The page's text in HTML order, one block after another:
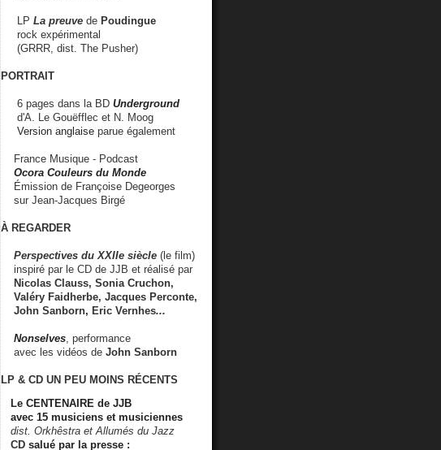
LP La preuve de Poudingue
rock expérimental
(GRRR, dist. The Pusher)
PORTRAIT
6 pages dans la BD Underground
d'A. Le Gouëfflec et N. Moog
Version anglaise parue également
France Musique - Podcast
Ocora Couleurs du Monde
Émission de Françoise Degeorges
sur Jean-Jacques Birgé
À REGARDER
Perspectives du XXIIe siècle (le film)
inspiré par le CD de JJB et réalisé par
Nicolas Clauss, Sonia Cruchon,
Valéry Faidherbe, Jacques Perconte,
John Sanborn, Eric Vernhes...
Nonselves , performance
avec les vidéos de John Sanborn
LP & CD UN PEU MOINS RÉCENTS
Le CENTENAIRE de JJB
avec 15 musiciens et musiciennes
dist. Orkhêstra et Allumés du Jazz
CD salué par la presse :